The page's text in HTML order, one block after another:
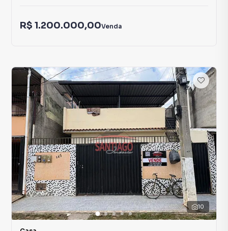
R$ 1.200.000,00Venda
10